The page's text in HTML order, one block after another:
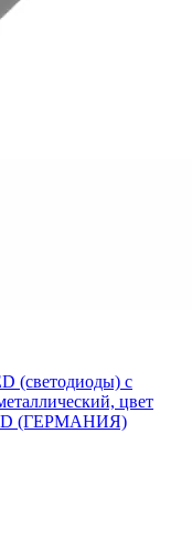
(светодиоды) с
цвет
KD (ГЕРМАНИЯ)